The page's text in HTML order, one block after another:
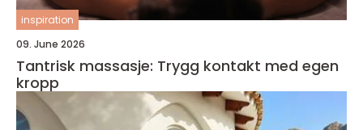
inspiration
09. June 2026
Tantrisk massasje: Trygg kontakt med egen
kropp